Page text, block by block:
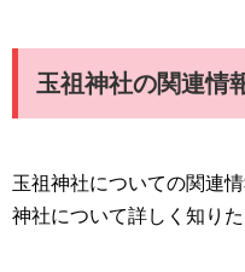
玉祖神社の関連情
玉祖神社についての関連
神社について詳しく知り